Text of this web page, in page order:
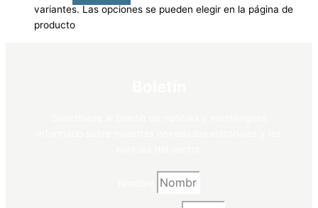
variantes. Las opciones se pueden elegir en la página de
producto